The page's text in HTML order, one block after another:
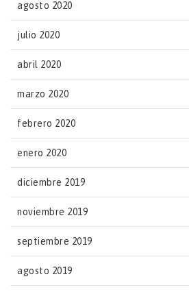
agosto 2020
julio 2020
abril 2020
marzo 2020
febrero 2020
enero 2020
diciembre 2019
noviembre 2019
septiembre 2019
agosto 2019